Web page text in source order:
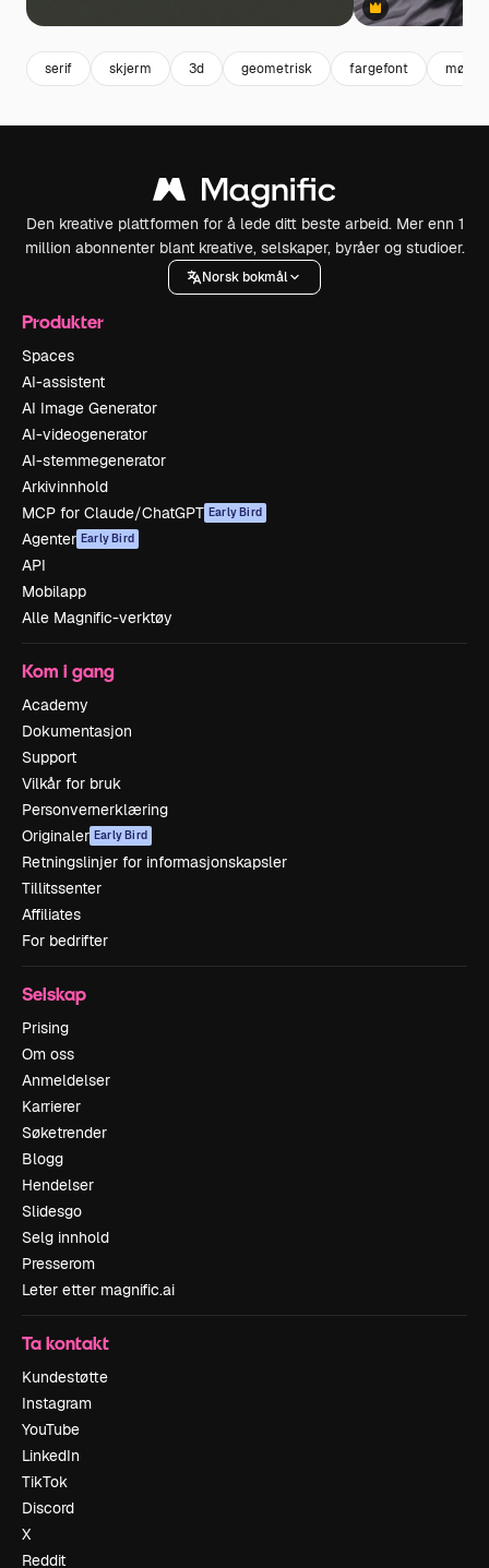
Premium
serif skjerm 3d geometrisk fargefont
Den kreative plattformen for å lede ditt beste arbeid. Mer enn 1
million abonnenter blant kreative, selskaper, byråer og studioer.
Norsk bokmål
Produkter
Spaces
AI-assistent
AI Image Generator
AI-videogenerator
AI-stemmegenerator
Arkivinnhold
MCP for Claude/ChatGPT Early Bird
Agenter Early Bird
API
Mobilapp
Alle Magnific-verktøy
Kom i gang
Academy
Dokumentasjon
Support
Vilkår for bruk
Personvernerklæring
Originaler Early Bird
Retningslinjer for informasjonskapsler
Tillitssenter
Affiliates
For bedrifter
Selskap
Prising
Om oss
Anmeldelser
Karrierer
Søketrender
Blogg
Hendelser
Slidesgo
Selg innhold
Presserom
Leter etter magnific.ai
Ta kontakt
Kundestøtte
Instagram
YouTube
LinkedIn
TikTok
Discord
X
Reddit